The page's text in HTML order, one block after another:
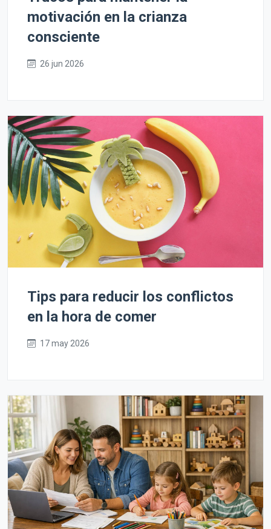
motivación en la crianza
consciente
26 jun 2026
Tips para reducir los conflictos
en la hora de comer
17 may 2026